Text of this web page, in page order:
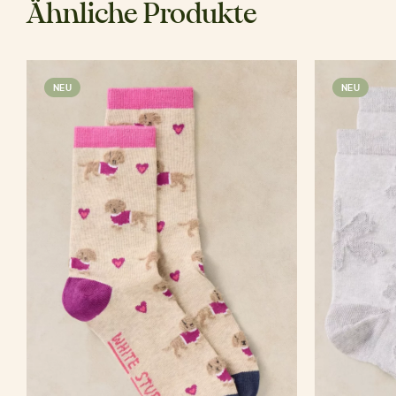
Ähnliche Produkte
NEU NEU